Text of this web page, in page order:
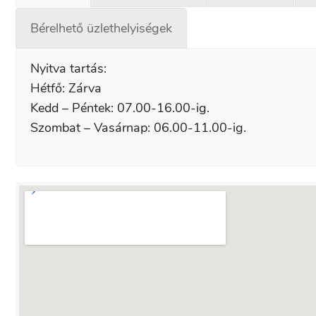
Bérelhető üzlethelyiségek
Nyitva tartás:
Hétfő: Zárva
Kedd – Péntek: 07.00-16.00-ig.
Szombat – Vasárnap: 06.00-11.00-ig.